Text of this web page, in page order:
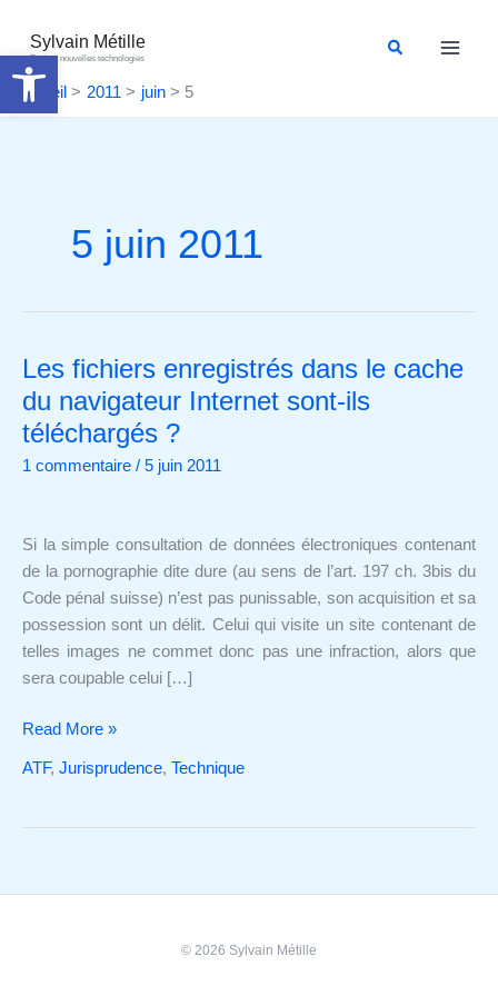
Ouvrir la barre d’outils
contenu
Sylvain Métille
Droit et nouvelles technologies
Rechercher
Accueil 2011 juin 5
5 juin 2011
Les fichiers enregistrés dans le cache
du navigateur Internet sont-ils
téléchargés ?
1 commentaire / 5 juin 2011
Si la simple consultation de données électroniques contenant
de la pornographie dite dure (au sens de l’art. 197 ch. 3bis du
Code pénal suisse) n’est pas punissable, son acquisition et sa
possession sont un délit. Celui qui visite un site contenant de
telles images ne commet donc pas une infraction, alors que
sera coupable celui […]
Les
fichiers
enregistrés
dans
le
navigateur
Internet
sont-
ils
téléchargés
?
Read More »
ATF, Jurisprudence, Technique
© 2026 Sylvain Métille